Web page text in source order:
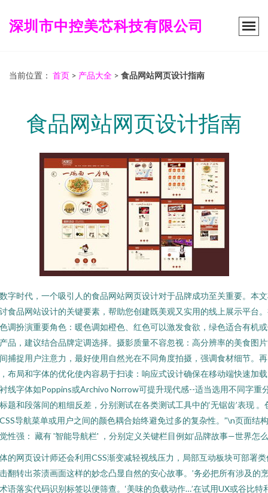
深圳市中控美芯科技有限公司
当前位置： 首页 > 产品大全 > 食品网站网页设计指南
食品网站网页设计指南
字时代，一个吸引人的食品网站网页设计对于品牌成功至关重要。本
食品网站设计的关键要素，帮助您创建既美观又实用的线上展示平台
调扮演重要角色：暖色调如橙色、红色可以激发食欲，绿色适合有机
品，建议结合品牌定调选择。摄影质量不容忽视：高分辨率的美食图
捕捉用户注意力，最好使用自然光在不同角度拍摄，强调食材细节。再
布局和字体的优化使内容易于扫读：响应式设计确保在移动端快速加
线字体如Poppins或Archivo Norrow可提升现代感--适当选用不同字重
题和段落间的粗细反差，分别测试在各类测试工具中的‘无锯齿’表现 。
导航菜单或用户之间的颜色耦合始终避免过多的复杂性。”\n页面结
性强： 藏有 '智能导航栏' ，分别定义关键栏目例如‘品牌故事—世界怎
的网页设计师还会利用CSS渐变减轻视线压力，局部互动板块可部署类
翻转出茶渍画面这样的妙念凸显自然的安心故事。’务必把所有涉及的
语落实代码识别标签以便筛查。‘美味的负载动作…’在试用UX或谷比特